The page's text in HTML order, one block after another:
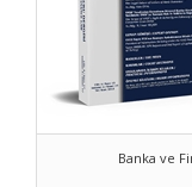
Banka ve